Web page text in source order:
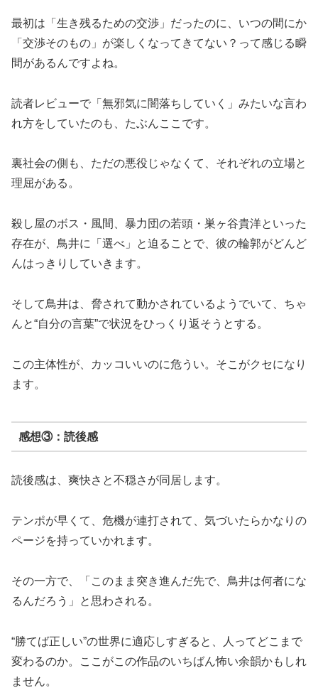
最初は「生き残るための交渉」だったのに、いつの間にか
「交渉そのもの」が楽しくなってきてない？って感じる瞬
間があるんですよね。
読者レビューで「無邪気に闇落ちしていく」みたいな言わ
れ方をしていたのも、たぶんここです。
裏社会の側も、ただの悪役じゃなくて、それぞれの立場と
理屈がある。
殺し屋のボス・風間、暴力団の若頭・巣ヶ谷貴洋といった
存在が、鳥井に「選べ」と迫ることで、彼の輪郭がどんど
んはっきりしていきます。
そして鳥井は、脅されて動かされているようでいて、ちゃ
んと“自分の言葉”で状況をひっくり返そうとする。
この主体性が、カッコいいのに危うい。そこがクセになり
ます。
感想③：読後感
読後感は、爽快さと不穏さが同居します。
テンポが早くて、危機が連打されて、気づいたらかなりの
ページを持っていかれます。
その一方で、「このまま突き進んだ先で、鳥井は何者にな
るんだろう」と思わされる。
“勝てば正しい”の世界に適応しすぎると、人ってどこまで
変わるのか。ここがこの作品のいちばん怖い余韻かもしれ
ません。